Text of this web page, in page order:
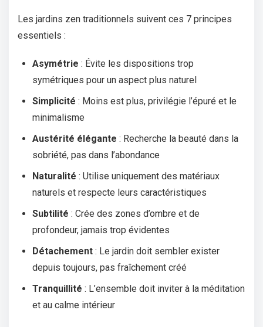
Les jardins zen traditionnels suivent ces 7 principes
essentiels :
Asymétrie : Évite les dispositions trop
symétriques pour un aspect plus naturel
Simplicité : Moins est plus, privilégie l’épuré et le
minimalisme
Austérité élégante : Recherche la beauté dans la
sobriété, pas dans l’abondance
Naturalité : Utilise uniquement des matériaux
naturels et respecte leurs caractéristiques
Subtilité : Crée des zones d’ombre et de
profondeur, jamais trop évidentes
Détachement : Le jardin doit sembler exister
depuis toujours, pas fraîchement créé
Tranquillité : L’ensemble doit inviter à la méditation
et au calme intérieur